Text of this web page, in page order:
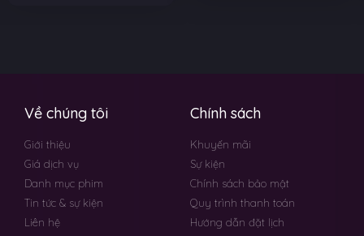
Về chúng tôi
Giới thiệu
Giá dịch vụ
Danh mục phim
Tin tức & sự kiện
Liên hệ
Chính sách
Khuyến mãi
Sự kiện
Chính sách bảo mật
Quy trình thanh toán
Hướng dẫn đặt lịch